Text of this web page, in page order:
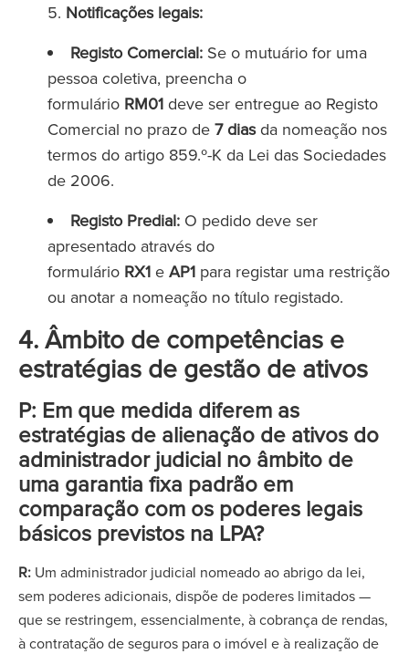
Notificações legais:
Registo Comercial: Se o mutuário for uma
pessoa coletiva, preencha o
formulário RM01 deve ser entregue ao Registo
Comercial no prazo de 7 diasda nomeação nos
termos do artigo 859.º-K da Lei das Sociedades
de 2006.
Registo Predial: O pedido deve ser
apresentado através do
formulário RX1 e AP1 para registar uma restrição
ou anotar a nomeação no título registado.
4. Âmbito de competências e
estratégias de gestão de ativos
P: Em que medida diferem as
estratégias de alienação de ativos do
administrador judicial no âmbito de
uma garantia fixa padrão em
comparação com os poderes legais
básicos previstos na LPA?
R: Um administrador judicial nomeado ao abrigo da lei,
sem poderes adicionais, dispõe de poderes limitados —
que se restringem, essencialmente, à cobrança de rendas,
à contratação de seguros para o imóvel e à realização de